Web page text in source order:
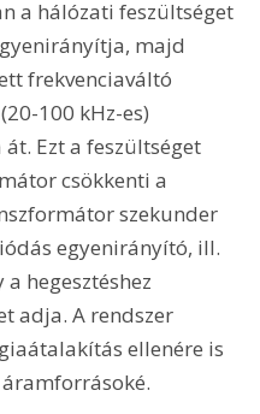
a hálózati feszültséget
majd
frekvenciaváltó
100 kHz-es)
Ezt a feszültséget
csökkenti a
szekunder
egyenirányító, ill.
hegesztéshez
adja. A rendszer
ellenére is